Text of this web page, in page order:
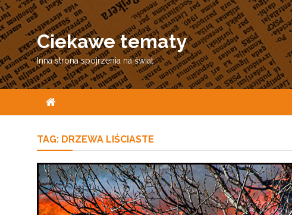
Skip
to
content
Ciekawe tematy
Inna strona spojrzenia na świat
TAG: DRZEWA LIŚCIASTE